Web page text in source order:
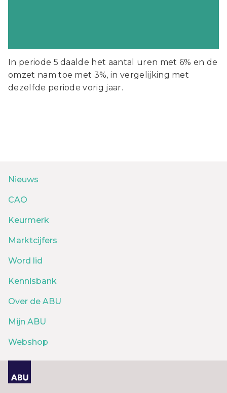
In periode 5 daalde het aantal uren met 6% en de
omzet nam toe met 3%, in vergelijking met
dezelfde periode vorig jaar.
Nieuws
CAO
Keurmerk
Marktcijfers
Word lid
Kennisbank
Over de ABU
Mijn ABU
Webshop